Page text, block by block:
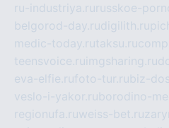
ru-industriya.ru russkoe-
belgorod-day.rudigilith.ru
medic-today.rutaksu.ru
teensvoice.ru imgsharing.ru
eva-elfie.rufoto-tur.rubiz-
veslo-i-yakor.ruborodino-
regionufa.ruweiss-bet.ru